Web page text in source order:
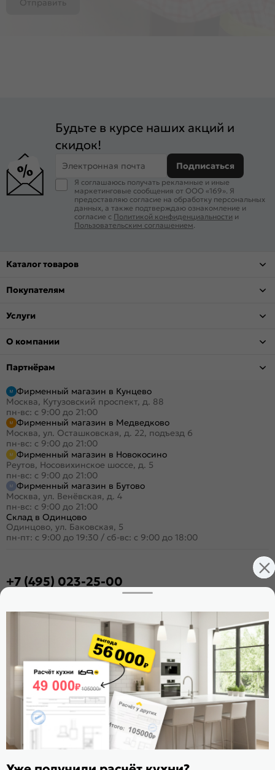
Отправить
Будьте в курсе наших акций и
скидок!
Электронная почта Подписаться
Я соглашаюсь получать рекламные и иные
маркетинговые сообщения от ООО «169». Я
предоставляю согласие на обработку персональных
данных, а также подтверждаю ознакомление и
согласие с Политикой конфиденциальности и
Пользовательским соглашением
Каталог товаров
Покупателям
Услуги
О компании
Партнёрам
Фирменный магазин в Кунцево
Москва, Кутузовский проспект, д. 88
пн-вс: с 9:00 до 21:00
Фирменный магазин в Медведково
Москва, ул. Осташковская, д. 22, подъезд 6
пн-вс: с 9:00 до 21:00
Фирменный магазин в Новокосино
Реутов, Носовихинское шоссе, д. 5
пн-вс: с 9:00 до 21:00
Фирменный магазин в Бутово
Москва, ул. Венёвская, д. 4
пн-вс: с 9:00 до 21:00
Склад в Одинцово
Одинцово, ул. Баковская, 5
пн-пт: с 9:00 до 19:30 / сб-вс: с 9:00 до 18:00
+7 (495) 023-25-00
Стать дилером
Расскажите о нас
Поделиться
Оцените магазин
ИКС 1180
© 2015—2026 Интернет-магазин мебели Mebel169.ru